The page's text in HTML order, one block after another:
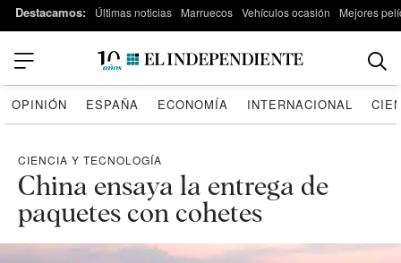
Destacamos: Últimas noticias Marruecos Vehículos ocasión Mejores
OPINIÓN ESPAÑA ECONOMÍA INTERNACIONAL
CIENCIA Y TECNOLOGÍA
China ensaya la entrega de
paquetes con cohetes